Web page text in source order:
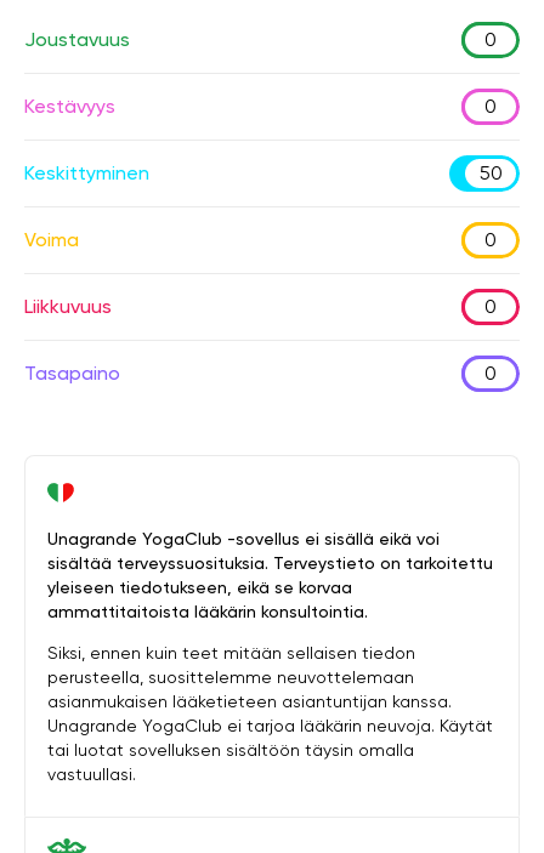
Joustavuus 0
Kestävyys 0
Keskittyminen 50
Voima 0
Liikkuvuus 0
Tasapaino 0
Unagrande YogaClub -sovellus ei sisällä eikä voi
sisältää terveyssuosituksia. Terveystieto on tarkoitettu
yleiseen tiedotukseen, eikä se korvaa
ammattitaitoista lääkärin konsultointia.
Siksi, ennen kuin teet mitään sellaisen tiedon
perusteella, suosittelemme neuvottelemaan
asianmukaisen lääketieteen asiantuntijan kanssa.
Unagrande YogaClub ei tarjoa lääkärin neuvoja. Käytät
tai luotat sovelluksen sisältöön täysin omalla
vastuullasi.